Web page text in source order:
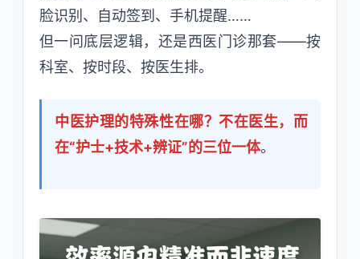
脸识别、自动签到、手机提醒……
但一问底层逻辑，还是西医门诊那套——按
科室、按时段、按医生排。
中医护理的特殊性在哪？不在医生，而
在“护士+技术+辨证”的三位一体。